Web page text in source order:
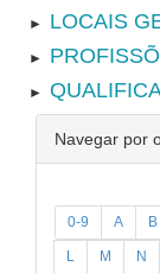
► LOCAIS
►
►
Navegar por
0-9 A B
L M N